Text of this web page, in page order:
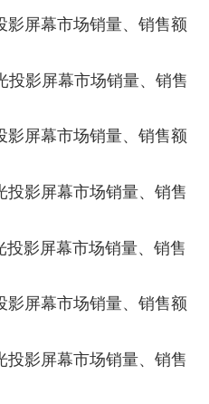
屏幕市场销量、销售额
影屏幕市场销量、销售
屏幕市场销量、销售额
影屏幕市场销量、销售
影屏幕市场销量、销售
屏幕市场销量、销售额
影屏幕市场销量、销售